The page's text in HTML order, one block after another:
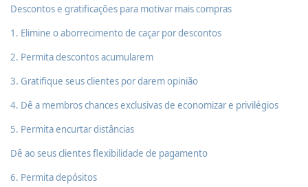
Descontos e gratificações para motivar mais compras
1. Elimine o aborrecimento de caçar por descontos
2. Permita descontos acumularem
3. Gratifique seus clientes por darem opinião
4. Dê a membros chances exclusivas de economizar e privilégios
5. Permita encurtar distâncias
Dê ao seus clientes flexibilidade de pagamento
6. Permita depósitos